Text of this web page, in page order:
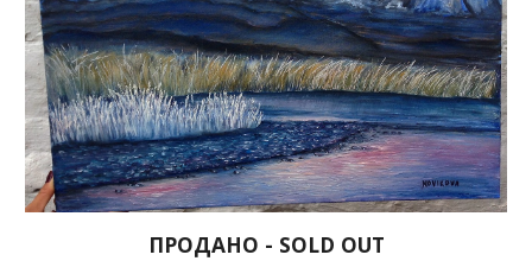
ПРОДАНО - SOLD OUT